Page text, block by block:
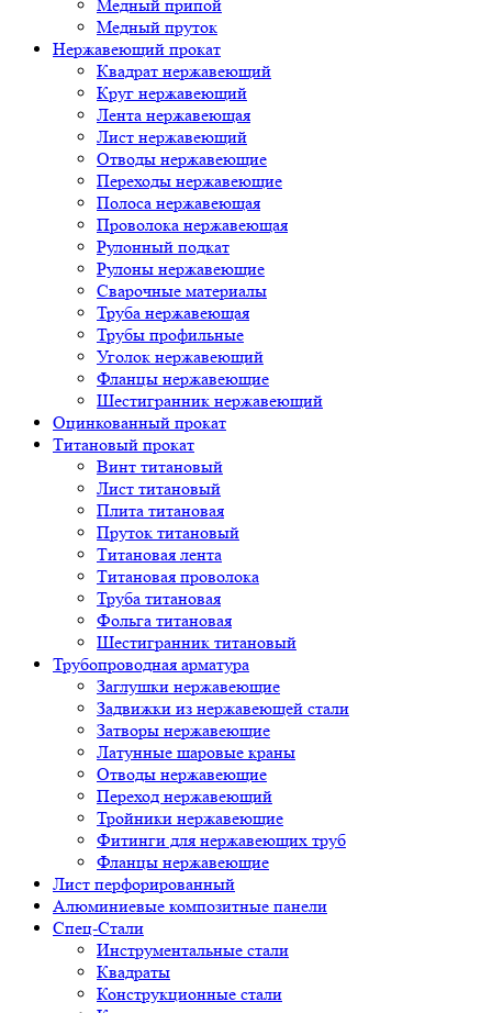
Медный припой
Медный пруток
Нержавеющий прокат
Квадрат нержавеющий
Круг нержавеющий
Лента нержавеющая
Лист нержавеющий
Отводы нержавеющие
Переходы нержавеющие
Полоса нержавеющая
Проволока нержавеющая
Рулонный подкат
Рулоны нержавеющие
Сварочные материалы
Труба нержавеющая
Трубы профильные
Уголок нержавеющий
Фланцы нержавеющие
Шестигранник нержавеющий
Оцинкованный прокат
Титановый прокат
Винт титановый
Лист титановый
Плита титановая
Пруток титановый
Титановая лента
Титановая проволока
Труба титановая
Фольга титановая
Шестигранник титановый
Трубопроводная арматура
Заглушки нержавеющие
Задвижки из нержавеющей стали
Затворы нержавеющие
Латунные шаровые краны
Отводы нержавеющие
Переход нержавеющий
Тройники нержавеющие
Фитинги для нержавеющих труб
Фланцы нержавеющие
Лист перфорированный
Алюминиевые композитные панели
Спец-Стали
Инструментальные стали
Квадраты
Конструкционные стали